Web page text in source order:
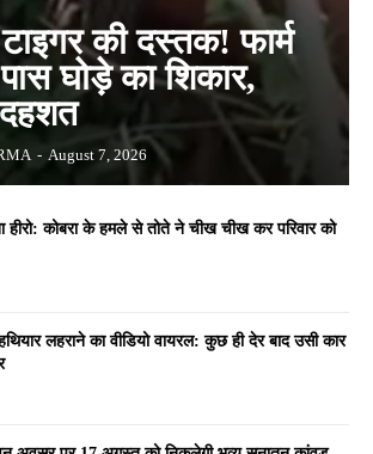
की दस्तक! फार्म
घोड़े का शिकार,
- August 7, 2026
हीरो: कोबरा के हमले से तोते ने चीख चीख कर परिवार को
लहराने का वीडियो वायरल: कुछ ही देर बाद उसी कार